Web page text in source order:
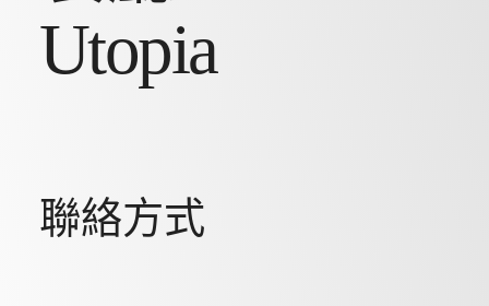
Utopia
聯絡方式